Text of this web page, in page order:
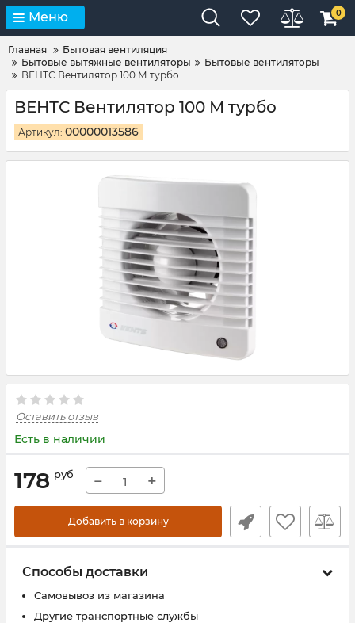
Меню 0
Главная
Бытовая вентиляция
Бытовые вытяжные вентиляторы
Бытовые вентиляторы
ВЕНТС Вентилятор 100 М турбо
ВЕНТС Вентилятор 100 М турбо
Артикул: 00000013586
Оставить отзыв
Есть в наличии
178 руб − +
Добавить в корзину
Способы доставки
Самовывоз из магазина
Другие транспортные службы